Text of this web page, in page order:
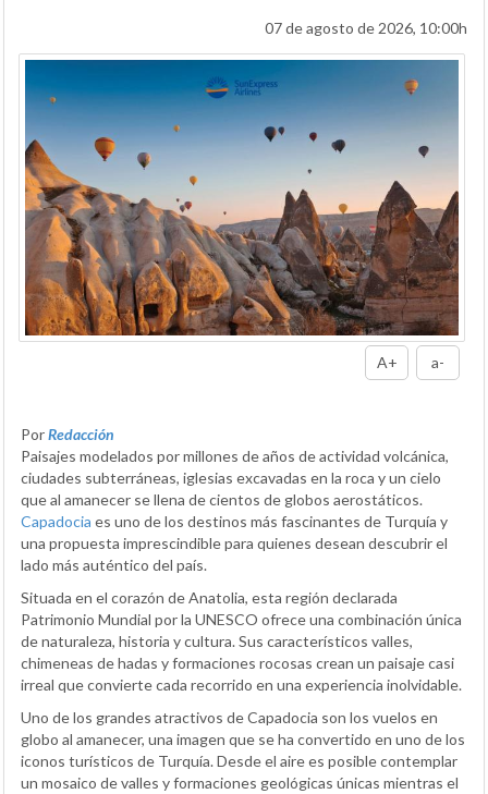
07 de agosto de 2026, 10:00h
A+ a-
PorRedacción
Paisajes modelados por millones de años de actividad volcánica,
ciudades subterráneas, iglesias excavadas en la roca y un cielo
que al amanecer se llena de cientos de globos aerostáticos.
Capadocia es uno de los destinos más fascinantes de Turquía y
una propuesta imprescindible para quienes desean descubrir el
lado más auténtico del país.
Situada en el corazón de Anatolia, esta región declarada
Patrimonio Mundial por la UNESCO ofrece una combinación única
de naturaleza, historia y cultura. Sus característicos valles,
chimeneas de hadas y formaciones rocosas crean un paisaje casi
irreal que convierte cada recorrido en una experiencia inolvidable.
Uno de los grandes atractivos de Capadocia son los vuelos en
globo al amanecer, una imagen que se ha convertido en uno de los
iconos turísticos de Turquía. Desde el aire es posible contemplar
un mosaico de valles y formaciones geológicas únicas mientras el